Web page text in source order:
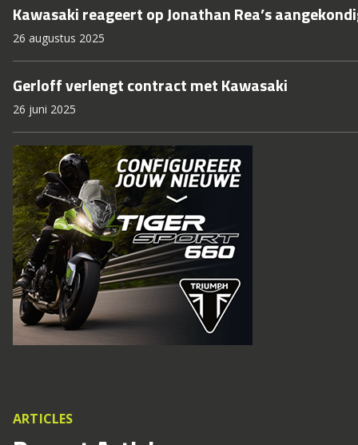
Kawasaki reageert op Jonathan Rea’s
26 augustus 2025
Gerloff verlengt contract met Kawasaki
26 juni 2025
ARTICLES